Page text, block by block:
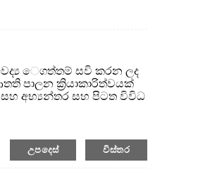
ෙගත්තම් සවි කරන ලද
පාලන ක්‍රියාකාරිත්වයක්
සහ අභ්‍යන්තර සහ පිටත විවිධ
උපදෙස් විස්තර